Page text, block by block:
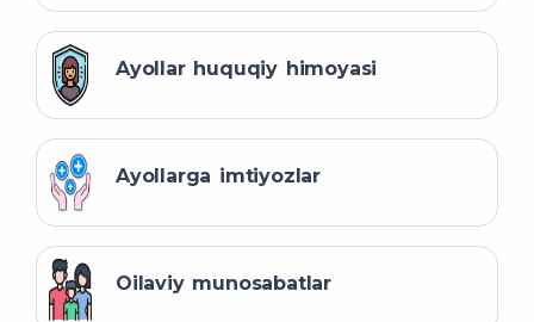
Ayollar huquqiy himoyasi
Ayollarga imtiyozlar
Oilaviy munosabatlar